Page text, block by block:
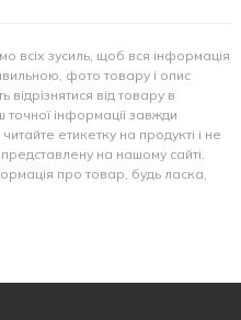
зусиль, щоб вся інформація
фото товару і опис
відрізнятися від товару в
інформації завжди
етикетку на продукті і не
на нашому сайті.
про товар, будь ласка,